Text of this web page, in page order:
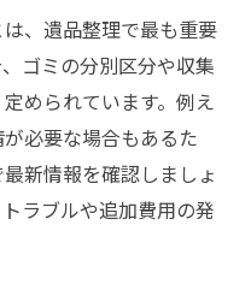
、遺品整理で最も重要
ゴミの分別区分や収集
められています。例え
必要な場合もあるた
新情報を確認しましょ
ラブルや追加費用の発